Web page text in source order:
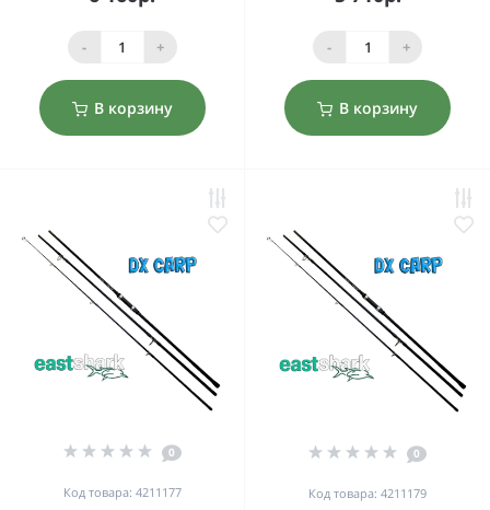
- +
В корзину
- +
В корзину
0
Код товара: 4211177
0
Код товара: 4211179